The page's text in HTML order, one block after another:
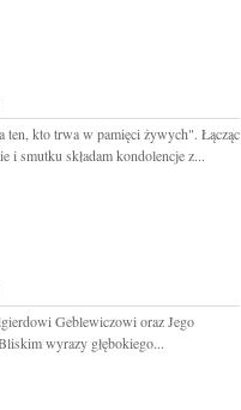
ten, kto trwa w pamięci żywych". Łącząc
i smutku składam kondolencje z...
Geblewiczowi oraz Jego
wyrazy głębokiego...